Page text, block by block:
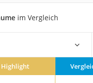
im Vergleich
Highlight